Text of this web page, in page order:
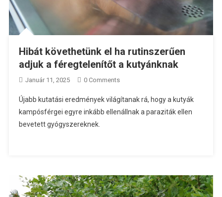
Hibát követhetünk el ha rutinszerűen
adjuk a féregtelenítőt a kutyánknak
Január 11, 2025 0 Comments
Újabb kutatási eredmények világítanak rá, hogy a kutyák
kampósférgei egyre inkább ellenállnak a paraziták ellen
bevetett gyógyszereknek.